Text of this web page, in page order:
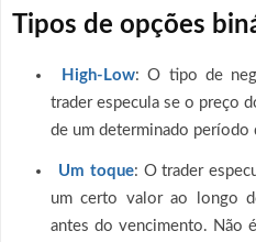
Tipos de opções
High-Low: O tipo de
trader especula se o preço
de um determinado período
Um toque: O trader
um certo valor ao longo
antes do vencimento. Não